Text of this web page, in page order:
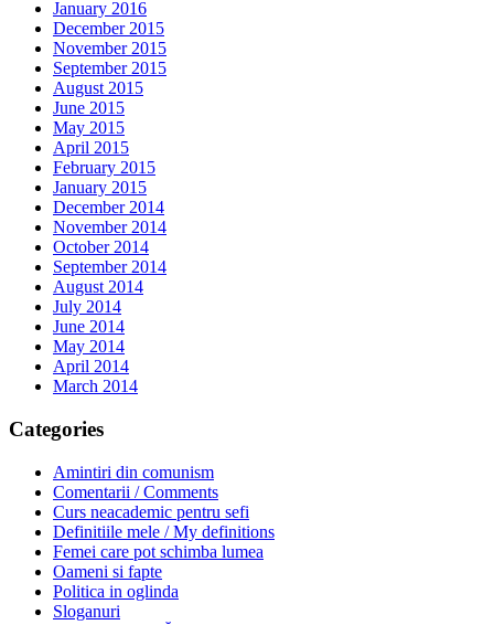
January 2016
December 2015
November 2015
September 2015
August 2015
June 2015
May 2015
April 2015
February 2015
January 2015
December 2014
November 2014
October 2014
September 2014
August 2014
July 2014
June 2014
May 2014
April 2014
March 2014
Categories
Amintiri din comunism
Comentarii / Comments
Curs neacademic pentru sefi
Definitiile mele / My definitions
Femei care pot schimba lumea
Oameni si fapte
Politica in oglinda
Sloganuri